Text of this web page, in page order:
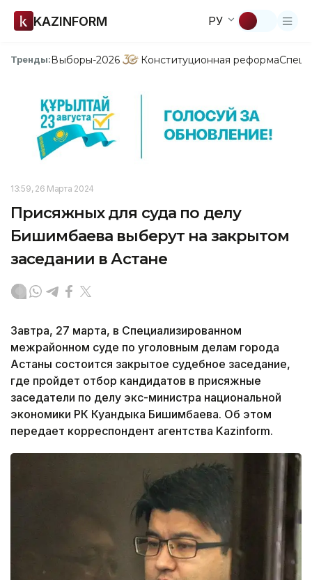
KAZINFORM РУ
Тренды:Выборы-2026 Конституционная реформа
13:59, 26 Марта 2024
Присяжных для суда по делу
Бишимбаева выберут на закрытом
заседании в Астане
Завтра, 27 марта, в Специализированном
межрайонном суде по уголовным делам города
Астаны состоится закрытое судебное заседание,
где пройдет отбор кандидатов в присяжные
заседатели по делу экс-министра национальной
экономики РК Куандыка Бишимбаева. Об этом
передает корреспондент агентства Kazinform.